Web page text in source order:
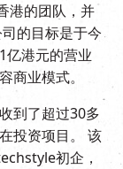
港的团队，并
的目标是于今
亿港元的营业
商业模式。
到了超过30多
投资项目。 该
初企，